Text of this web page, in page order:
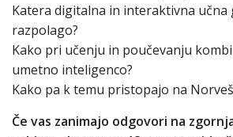
Katera digitalna in interaktivna učna
razpolago?
Kako pri učenju in poučevanju
umetno inteligenco?
Kako pa k temu pristopajo na
Če vas zanimajo odgovori na